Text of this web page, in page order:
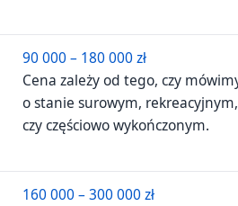
90 000 – 180 000 zł
Cena zależy od tego, czy
o stanie surowym, rekreacyjnym,
czy częściowo wykończonym.
160 000 – 300 000 zł